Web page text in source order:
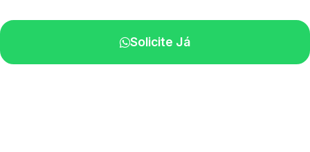
Solicite Já